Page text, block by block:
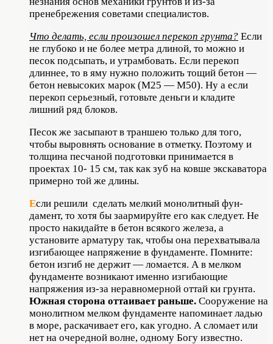
пренебрежения советами специа­листов.
Что делать, если произошел перекоп грунта? Если
не глубоко и не более метра длиной, то можно и
песок подсыпать, и утрамбовать. Если перекоп
длиннее, то в яму нужно положить тощий бетон —
бетон невысоких марок (М25 — М50). Ну а если
перекоп серьезный, готовьте деньги и кладите
лишний ряд блоков.
Песок же засыпают в траншею только для того,
чтобы выровнять основание в отметку. Поэтому и
толщина песчаной подготовки принимается в
проектах 10- 15 см, так как зуб на ковше экскаватора
примерно той же длины.
Если решили сделать мелкий монолитный фун­
дамент, то хотя бы заармируйте его как следует. Не
просто накидайте в бетон вся­кого железа, а
установите арматуру так, чтобы она перехватывала
изгибающее на­пряжение в фундаменте. Помните:
бетон изгиб не держит — ломается. А в мелком
фундаменте возникают именно изгибаю­щие
напряжения из-за неравномерной от­тай ки грунта.
Южная сторона оттаивает раньше. Сооружение на
монолитном мел­ком фундаменте напоминает ладью
в море, раскачивает его, как угодно. А сло­мает или
нет на очередной волне, одному Богу известно.